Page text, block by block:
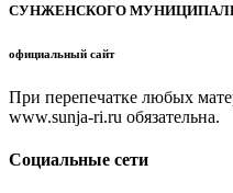
СУНЖЕНСКОГО
официальный сайт
При перепечатке любых
www.sunja-ri.ru обязательна.
Социальные сети